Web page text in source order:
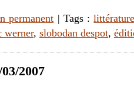
permanent | Tags :
werner, slobodan despot,
2007